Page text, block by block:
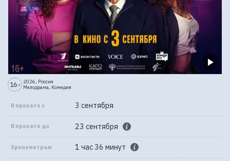
16+ 2026, Россия
Мелодрама, Комедия
В прокате с 3 сентября
В прокате до 23 сентября
Хронометраж 1 час 36 минут